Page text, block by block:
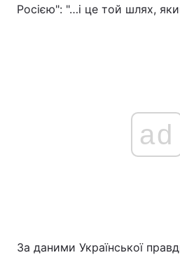
Росією": "…і це той шлях,
ad
За даними Української